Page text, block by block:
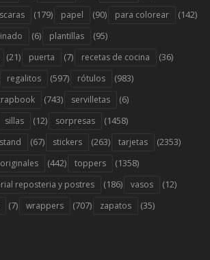
(179) papel (90) para colorear (142)
(6) plantillas (95)
(21) puerta (7) recetas de cocina (36)
regalitos (597) rótulos (983)
(743) servilletas (6)
sillas (12) sorpresas (1458)
stand (67) stickers (263) tarjetas (2353)
(442) toppers (1358)
reposteria y postres (186) vasos (12)
(7) wrappers (707) zapatos (35)